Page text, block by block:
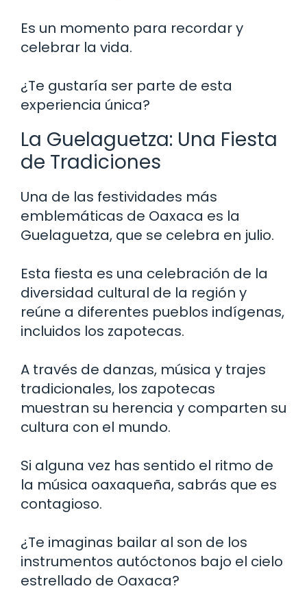
Es un momento para recordar y
celebrar la vida.
¿Te gustaría ser parte de esta
experiencia única?
La Guelaguetza: Una Fiesta
de Tradiciones
Una de las festividades más
emblemáticas de Oaxaca es la
Guelaguetza, que se celebra en julio.
Esta fiesta es una celebración de la
diversidad cultural de la región y
reúne a diferentes pueblos indígenas,
incluidos los zapotecas.
A través de danzas, música y trajes
tradicionales, los zapotecas
muestran su herencia y comparten su
cultura con el mundo.
Si alguna vez has sentido el ritmo de
la música oaxaqueña, sabrás que es
contagioso.
¿Te imaginas bailar al son de los
instrumentos autóctonos bajo el cielo
estrellado de Oaxaca?